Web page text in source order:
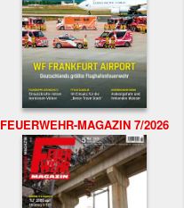
FEUERWEHR-MAGAZIN 7/2026